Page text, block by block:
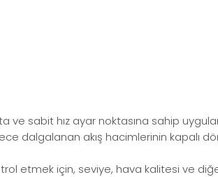
ve sabit hız ayar noktasına sahip
dalgalanan akış hacimlerinin kapalı
etmek için, seviye, hava kalitesi ve